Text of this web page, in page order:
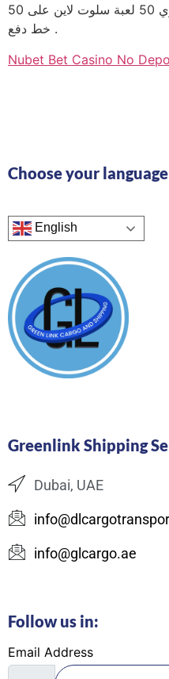
القوس والسهم, وأوراق الغار، تحتوي 50 لعبة سلوت لاين على 50
خط دفع .
Nubet Bet Casino No
Choose your language
English
Greenlink Shipping
Dubai, UAE
info@glcargo.ae
Follow us in:
Email Address